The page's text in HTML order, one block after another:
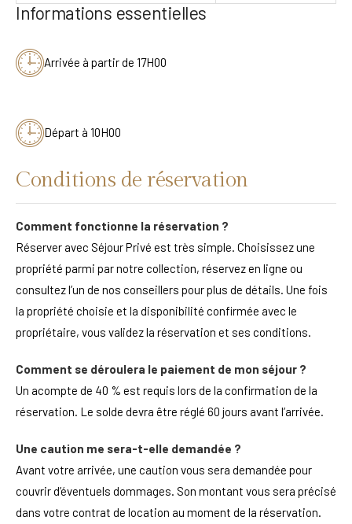
Informations essentielles
Arrivée à partir de 17H00
Départ à 10H00
Conditions de réservation
Comment fonctionne la réservation ?
Réserver avec Séjour Privé est très simple. Choisissez une
propriété parmi par notre collection, réservez en ligne ou
consultez l’un de nos conseillers pour plus de détails. Une fois
la propriété choisie et la disponibilité confirmée avec le
propriétaire, vous validez la réservation et ses conditions.
Comment se déroulera le paiement de mon séjour ?
Un acompte de 40 % est requis lors de la confirmation de la
réservation. Le solde devra être réglé 60 jours avant l’arrivée.
Une caution me sera-t-elle demandée ?
Avant votre arrivée, une caution vous sera demandée pour
couvrir d’éventuels dommages. Son montant vous sera précisé
dans votre contrat de location au moment de la réservation.